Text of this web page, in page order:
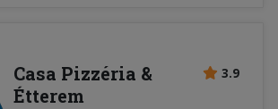
3.9
Casa Pizzéria &
Étterem